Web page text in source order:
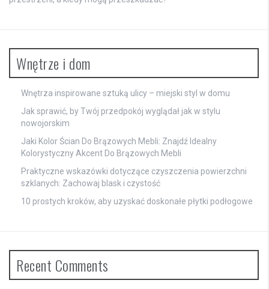
Wnętrze i dom
Wnętrza inspirowane sztuką ulicy – miejski styl w domu
Jak sprawić, by Twój przedpokój wyglądał jak w stylu
nowojorskim
Jaki Kolor Ścian Do Brązowych Mebli: Znajdź Idealny
Kolorystyczny Akcent Do Brązowych Mebli
Praktyczne wskazówki dotyczące czyszczenia powierzchni
szklanych: Zachowaj blask i czystość
10 prostych kroków, aby uzyskać doskonałe płytki podłogowe
Recent Comments